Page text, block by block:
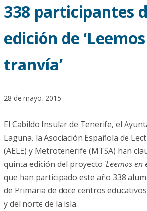
338 participantes
edición de
tranvía’
28 de mayo, 2015
El Cabildo Insular de Tenerife, el
Laguna, la Asociación Española de
(AELE) y Metrotenerife (MTSA) han
quinta edición del proyecto ‘Leemos en
que han participado este año 338
de Primaria de doce centros
y del norte de la isla.